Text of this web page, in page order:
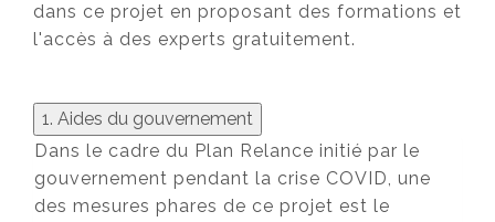
dans ce projet en proposant des formations et
l'accès à des experts gratuitement.
1. Aides du gouvernement
Dans le cadre du Plan Relance initié par le
gouvernement pendant la crise COVID, une
des mesures phares de ce projet est le